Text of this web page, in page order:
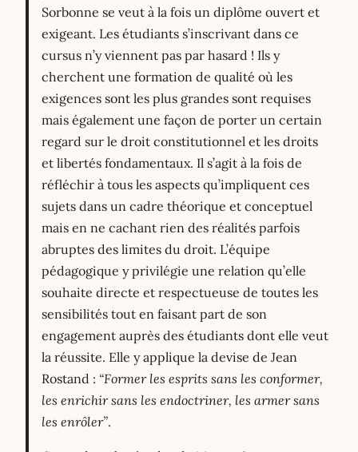
Sorbonne se veut à la fois un diplôme ouvert et
exigeant. Les étudiants s’inscrivant dans ce
cursus n’y viennent pas par hasard ! Ils y
cherchent une formation de qualité où les
exigences sont les plus grandes sont requises
mais également une façon de porter un certain
regard sur le droit constitutionnel et les droits
et libertés fondamentaux. Il s’agit à la fois de
réfléchir à tous les aspects qu’impliquent ces
sujets dans un cadre théorique et conceptuel
mais en ne cachant rien des réalités parfois
abruptes des limites du droit. L’équipe
pédagogique y privilégie une relation qu’elle
souhaite directe et respectueuse de toutes les
sensibilités tout en faisant part de son
engagement auprès des étudiants dont elle veut
la réussite. Elle y applique la devise de Jean
Rostand : “Former les esprits sans les conformer,
les enrichir sans les endoctriner, les armer sans
les enrôler”.